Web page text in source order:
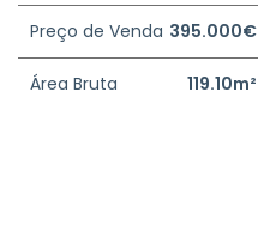
Preço de Venda 395.000€
Área Bruta 119.10m²